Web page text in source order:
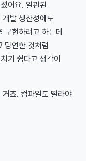
어요. 일관된
개발 생산성에도
구현하려고 하는데
당연한 것처럼
기 쉽다고 생각이
거죠. 컴파일도 빨라야